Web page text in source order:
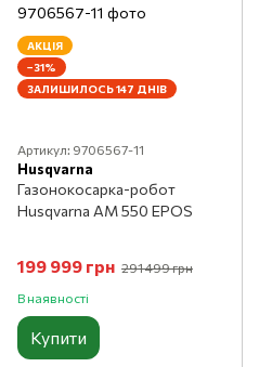
АКЦІЯ
−31%
ЗАЛИШИЛОСЬ 147 ДНІВ
Артикул: 9706567-11
Husqvarna
Газонокосарка-робот
Husqvarna AM 550 EPOS
199 999 грн 291 499 грн
В наявності
Купити